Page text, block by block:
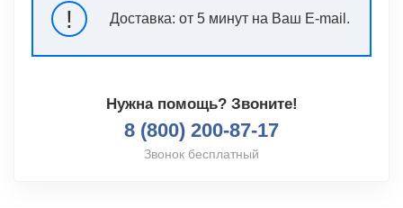
! Доставка: от 5 минут на Ваш E-mail.
Нужна помощь? Звоните!
8 (800) 200-87-17
Звонок бесплатный